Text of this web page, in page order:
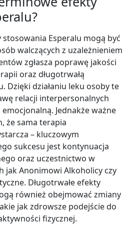
Esperalu mogą być
walczących z uzależnieniem
zgłasza poprawę jakości
oraz długotrwałą
Dzięki działaniu leku osoby te
relacji interpersonalnych
Jednakże ważne
że sama terapia
– kluczowym
sukcesu jest kontynuacja
oraz uczestnictwo w
jak Anonimowi Alkoholicy czy
Długotrwałe efekty
również obejmować zmiany
jak zdrowsze podejście do
fizycznej.